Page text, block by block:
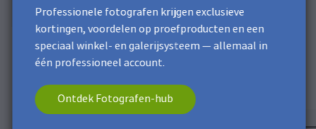
Zo bestel je bij Saal Digital
Professionele fotografen krijgen exclusieve
kortingen, voordelen op proefproducten en een
speciaal winkel- en galerijsysteem — allemaal in
één professioneel account.
Ontdek Fotografen-hub